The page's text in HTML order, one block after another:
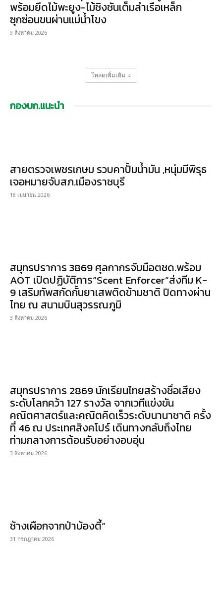
พร้อมยึดไม้พะยูง-ไม้ชิงชันเต็มลำเรือเหล็ก
ซุกซ่อนขนผ่านแม่น้ำโขง
9 สิงหาคม 2026
โหลดเพิ่มเติม
กองบก.แนะนำ
สายตรวจเพชรเกษม รวบคาปั้มน้ำมัน ,หนุ่มมีพิรุธ
เจอหมายจับสภ.เมืองราชบุรี
18 เมษายน 2026
สมุทรปราการ 3869 ศุลกากรจับมือตชด.พร้อม
AOT เปิดปฏิบัติการ“Scent Enforcer”ส่งทีม K-
9 เสริมทัพสกัดกั้นยาเสพติดข้ามชาติ ปิดทางผ่าน
ไทย ณ สนามบินสุวรรณภูมิ
3 สิงหาคม 2026
สมุทรปราการ 2869 นักเรียนไทยสร้างชื่อเสียง
ระดับโลกคว้า 127 รางวัล จากเวทีแข่งขัน
คณิตศาสตร์และคณิตคิดเร็วระดับนานาชาติ ครั้ง
ที่ 46 ณ ประเทศสิงคโปร์ เดินทางกลับถึงไทย
ท่ามกลางการต้อนรับอย่างอบอุ่น
3 สิงหาคม 2026
ช้างเผือกจากป่าบ้องตี้”
31 กรกฎาคม 2026